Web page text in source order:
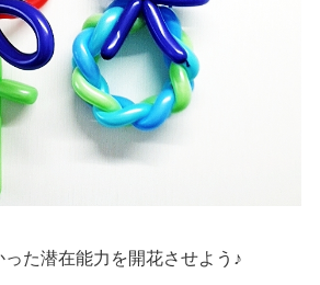
た潜在能力を開花させよう♪